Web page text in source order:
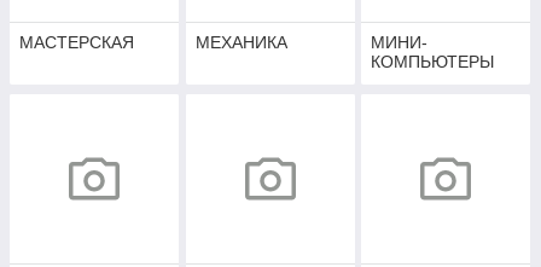
МАСТЕРСКАЯ МЕХАНИКА
МИНИ-
КОМПЬЮТЕРЫ